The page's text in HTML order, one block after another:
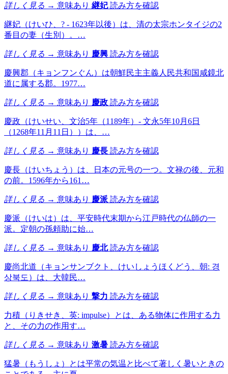
詳しく見る → 意味あり 継妃 読み方を確認
継妃（けいひ、? - 1623年以後）は、清の太宗ホンタイジの2
番目の妻（生別）。…
詳しく見る → 意味あり 慶興 読み方を確認
慶興郡（キョンフンぐん）は朝鮮民主主義人民共和国咸鏡北
道に属する郡。1977…
詳しく見る → 意味あり 慶政 読み方を確認
慶政（けいせい、文治5年（1189年）- 文永5年10月6日
（1268年11月11日））は、…
詳しく見る → 意味あり 慶長 読み方を確認
慶長（けいちょう）は、日本の元号の一つ。文禄の後、元和
の前。1596年から161…
詳しく見る → 意味あり 慶派 読み方を確認
慶派（けいは）は、平安時代末期から江戸時代の仏師の一
派。定朝の孫頼助に始…
詳しく見る → 意味あり 慶北 読み方を確認
慶尚北道（キョンサンブクト、けいしょうほくどう、朝: 경
상북도）は、大韓民…
詳しく見る → 意味あり 撃力 読み方を確認
力積（りきせき、英: impulse）とは、ある物体に作用する力
と、その力の作用す…
詳しく見る → 意味あり 激暑 読み方を確認
猛暑（もうしょ）とは平常の気温と比べて著しく暑いときの